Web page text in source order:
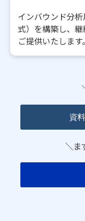
インバウンド分
式）を構築し、
ご提供いたします。
資
＼ま